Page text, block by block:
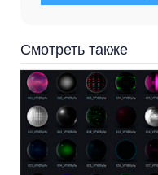
Смотреть также